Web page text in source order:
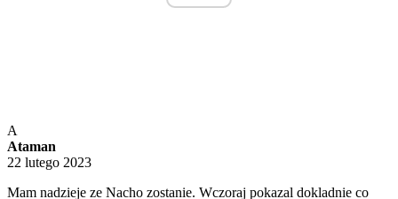
A
Ataman
22 lutego 2023
Mam nadzieje ze Nacho zostanie. Wczoraj pokazal dokladnie co